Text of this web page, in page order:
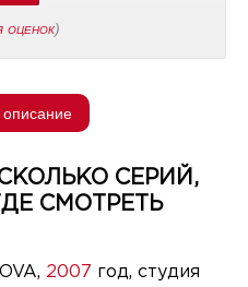
оценок)
описание
СЕРИЙ,
СМОТРЕТЬ
2007 год, студия